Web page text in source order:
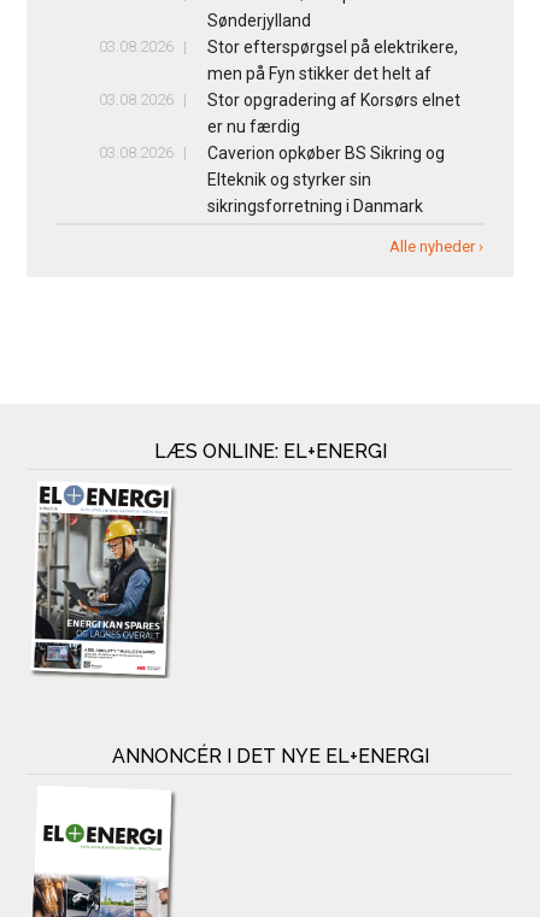
Sønderjylland
03.08.2026
Stor efterspørgsel på elektrikere,
men på Fyn stikker det helt af
03.08.2026
Stor opgradering af Korsørs elnet
er nu færdig
03.08.2026
Caverion opkøber BS Sikring og
Elteknik og styrker sin
sikringsforretning i Danmark
Alle nyheder ›
LÆS ONLINE: EL+ENERGI
ANNONCÉR I DET NYE EL+ENERGI